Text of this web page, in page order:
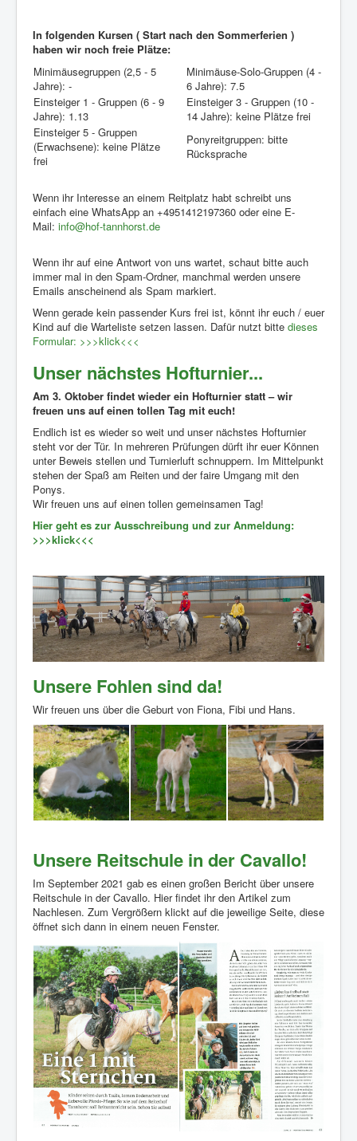
In folgenden Kursen ( Start nach den Sommerferien )
haben wir noch freie Plätze:
Minimäusegruppen (2,5 - 5
Jahre): -
Minimäuse-Solo-Gruppen (4 -
6 Jahre): 7.5
Einsteiger 1 - Gruppen (6 - 9
Jahre): 1.13
Einsteiger 3 - Gruppen (10 -
14 Jahre): keine Plätze frei
Einsteiger 5 - Gruppen
(Erwachsene): keine Plätze
frei
Ponyreitgruppen: bitte
Rücksprache
Wenn ihr Interesse an einem Reitplatz habt schreibt uns
einfach eine WhatsApp an +4951412197360 oder eine E-
Mail: info@hof-tannhorst.de
Wenn ihr auf eine Antwort von uns wartet, schaut bitte auch
immer mal in den Spam-Ordner, manchmal werden unsere
Emails anscheinend als Spam markiert.
Wenn gerade kein passender Kurs frei ist, könnt ihr euch / euer
Kind auf die Warteliste setzen lassen. Dafür nutzt bitte dieses
Formular: >>>klick<<<
Unser nächstes Hofturnier...
Am 3. Oktober findet wieder ein Hofturnier statt – wir
freuen uns auf einen tollen Tag mit euch!
Endlich ist es wieder so weit und unser nächstes Hofturnier
steht vor der Tür. In mehreren Prüfungen dürft ihr euer Können
unter Beweis stellen und Turnierluft schnuppern. Im Mittelpunkt
stehen der Spaß am Reiten und der faire Umgang mit den
Ponys.
Wir freuen uns auf einen tollen gemeinsamen Tag!
Hier geht es zur Ausschreibung und zur Anmeldung:
>>>klick<<<
Unsere Fohlen sind da!
Wir freuen uns über die Geburt von Fiona, Fibi und Hans.
Unsere Reitschule in der Cavallo!
Im September 2021 gab es einen großen Bericht über unsere
Reitschule in der Cavallo. Hier findet ihr den Artikel zum
Nachlesen. Zum Vergrößern klickt auf die jeweilige Seite, diese
öffnet sich dann in einem neuen Fenster.